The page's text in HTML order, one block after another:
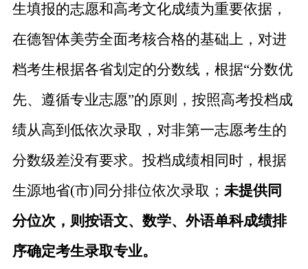
生填报的志愿和高考文化成绩为重要依据，
在德智体美劳全面考核合格的基础上，对进
档考生根据各省划定的分数线，根据“分数优
先、遵循专业志愿”的原则，按照高考投档成
绩从高到低依次录取，对非第一志愿考生的
分数级差没有要求。 投档成绩相同时，根据
生源地省(市)同分排位依次录取 ； 未提供同
分位次，则按语文、数学、外语单科成绩排
序确定考生录取专业。